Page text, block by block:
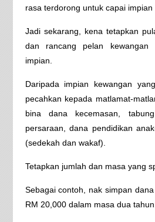
rasa terdorong untuk capai impian
Jadi sekarang, kena tetapkan
dan rancang pelan kewangan
impian.
Daripada impian kewangan
pecahkan kepada matlamat-
bina dana kecemasan,
persaraan, dana pendidikan
(sedekah dan wakaf).
Tetapkan jumlah dan masa yang
Sebagai contoh, nak simpan
RM 20,000 dalam masa dua tahun.